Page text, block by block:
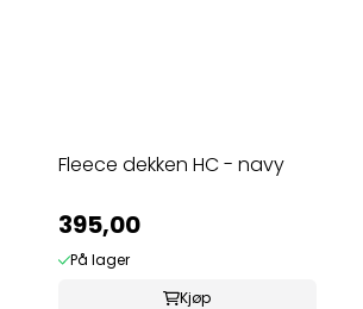
Fleece dekken HC - navy
395,00
På lager
Kjøp